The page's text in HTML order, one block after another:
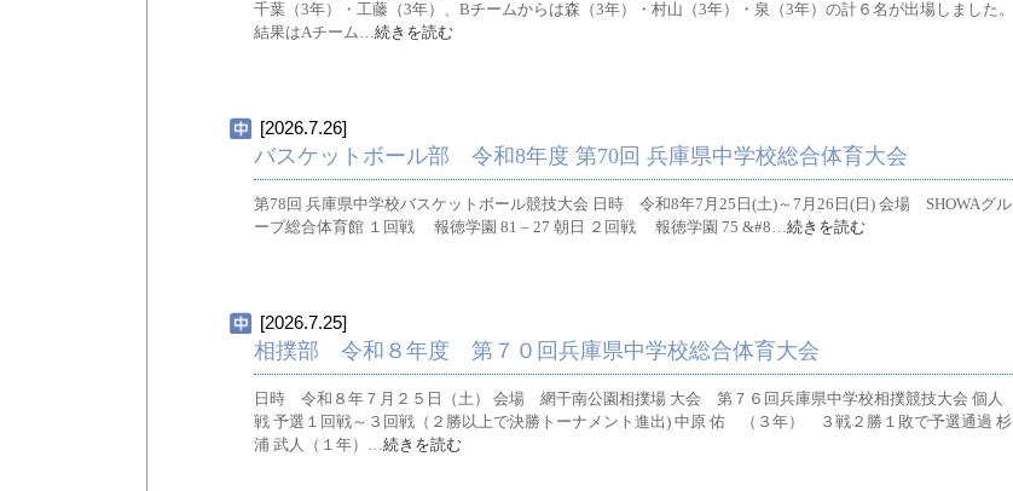
千葉（3年）・工藤（3年）、Bチームからは森（3年）・村山（3年）・泉（3年）の計６名が出場しました。
結果はAチーム…続きを読む
[2026.7.26]
バスケットボール部 令和8年度 第70回 兵庫県中学校総合体育大会
第78回 兵庫県中学校バスケットボール競技大会 日時 令和8年7月25日(土)～7月26日(日) 会場 SHOWAグル
ープ総合体育館 １回戦 報徳学園 81 – 27 朝日 ２回戦 報徳学園 75 &#8…続きを読む
[2026.7.25]
相撲部 令和８年度 第７０回兵庫県中学校総合体育大会
日時 令和８年７月２５日（土） 会場 網干南公園相撲場 大会 第７６回兵庫県中学校相撲競技大会 個人
戦 予選１回戦～３回戦（２勝以上で決勝トーナメント進出) 中原 佑 （３年） ３戦２勝１敗で予選通過 杉
浦 武人（１年）…続きを読む